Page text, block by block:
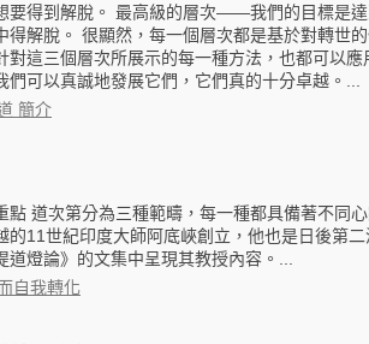
要得到解脫。 最高級的層次——我們的目標是
得解脫。 很顯然，每一個層次都是基於對轉世
對這三個層次所展示的每一種方法，也都可以
們可以真誠地發展它們，它們真的十分卓越。...
簡介
點 道次第分為三種範疇，每一種都具備著不同
的11世紀印度大師阿底峽創立，他也是日後第
道燈論》的文集中呈現其教授內容。...
自我轉化